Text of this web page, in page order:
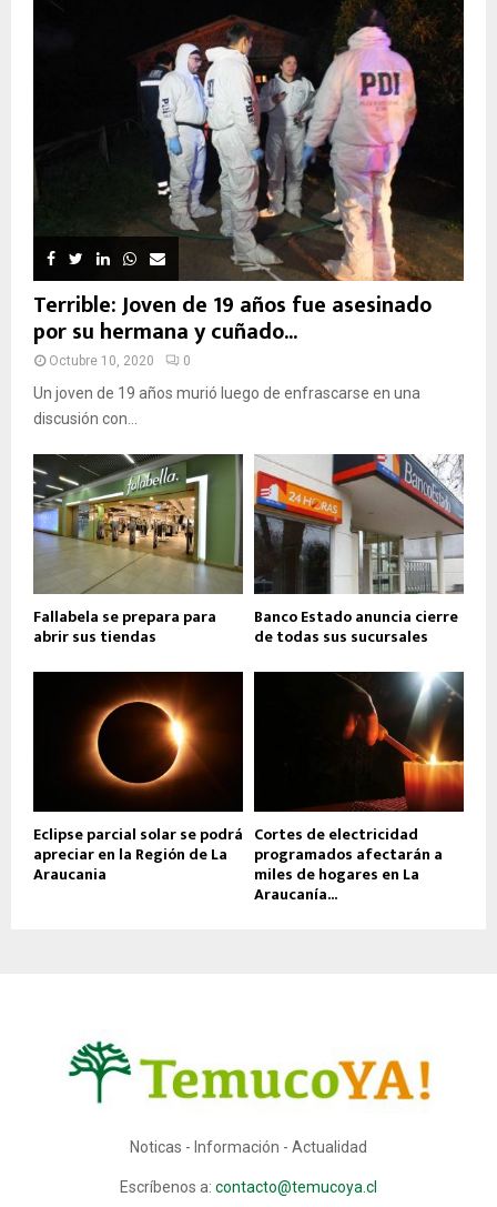
Terrible: Joven de 19 años fue asesinado
por su hermana y cuñado...
Octubre 10, 2020 0
Un joven de 19 años murió luego de enfrascarse en una
discusión con...
Fallabela se prepara para
abrir sus tiendas
Banco Estado anuncia cierre
de todas sus sucursales
Eclipse parcial solar se podrá
apreciar en la Región de La
Araucania
Cortes de electricidad
programados afectarán a
miles de hogares en La
Araucanía...
Noticas - Información - Actualidad
Escríbenos a: contacto@temucoya.cl